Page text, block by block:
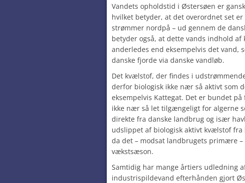
Vandets opholdstid i Østersøen er
hvilket betyder, at det overordnet set er
strømmer nordpå – ud gennem de
betyder også, at dette vands indhold af
anderledes end eksempelvis det vand,
danske fjorde via danske vandløb.
Det kvælstof, der findes i
derfor biologisk ikke nær så aktivt som
eksempelvis Kattegat. Det er bundet
ikke nær så let tilgængeligt for algerne
direkte fra danske landbrug og især
udslippet af biologisk aktivt kvælstof fra
da det – modsat landbrugets primære –
vækstsæson.
Samtidig har mange årtiers udledning
industrispildevand efterhånden gjort